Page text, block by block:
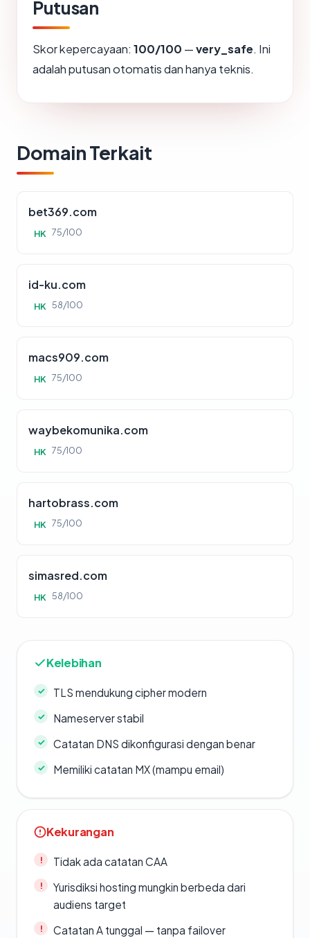
Putusan
Skor kepercayaan: 100/100 —very_safe. Ini
adalah putusan otomatis dan hanya teknis.
Domain Terkait
bet369.com
HK 75/100
id-ku.com
HK 58/100
macs909.com
HK 75/100
waybekomunika.com
HK 75/100
hartobrass.com
HK 75/100
simasred.com
HK 58/100
Kelebihan
TLS mendukung cipher modern
Nameserver stabil
Catatan DNS dikonfigurasi dengan benar
Memiliki catatan MX (mampu email)
Kekurangan
Tidak ada catatan CAA
Yurisdiksi hosting mungkin berbeda dari
audiens target
Catatan A tunggal — tanpa failover